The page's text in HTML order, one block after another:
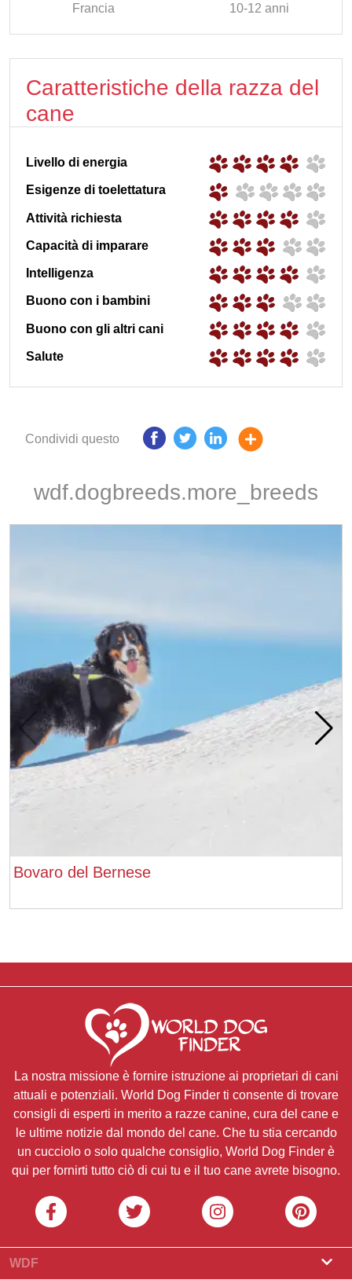
Francia 10-12 anni
Caratteristiche della razza del
cane
Livello di energia
Esigenze di toelettatura
Attività richiesta
Capacità di imparare
Intelligenza
Buono con i bambini
Buono con gli altri cani
Salute
Condividi questo
wdf.dogbreeds.more_breeds
Bovaro del Bernese
La nostra missione è fornire istruzione ai proprietari di cani
attuali e potenziali. World Dog Finder ti consente di trovare
consigli di esperti in merito a razze canine, cura del cane e
le ultime notizie dal mondo del cane. Che tu stia cercando
un cucciolo o solo qualche consiglio, World Dog Finder è
qui per fornirti tutto ciò di cui tu e il tuo cane avrete bisogno.
WDF